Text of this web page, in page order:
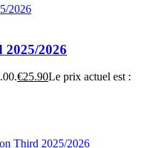
2026
€25.90Le prix actuel est :